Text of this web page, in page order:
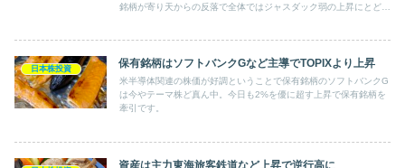
銘柄が寄り天からの反落で全体ではジャスダック弱の上昇にとどま
日本株投資 保有銘柄はソフトバンクGなど主導でTOPIXより上昇
米半導体関連の株価が好調ということで保有銘柄のソフトバンクG
は今やテーマ株ど真ん中。今日も2%を優に超す上昇で保有銘柄を
牽引です。
資産は主力東海旅客鉄道など上昇で逆行高に